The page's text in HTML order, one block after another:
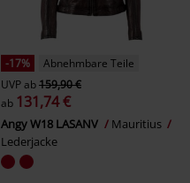
-17%
Abnehmbare Teile
UVPab159,90 €
ab 131,74 €
Angy W18 LASANV
Mauritius
Lederjacke